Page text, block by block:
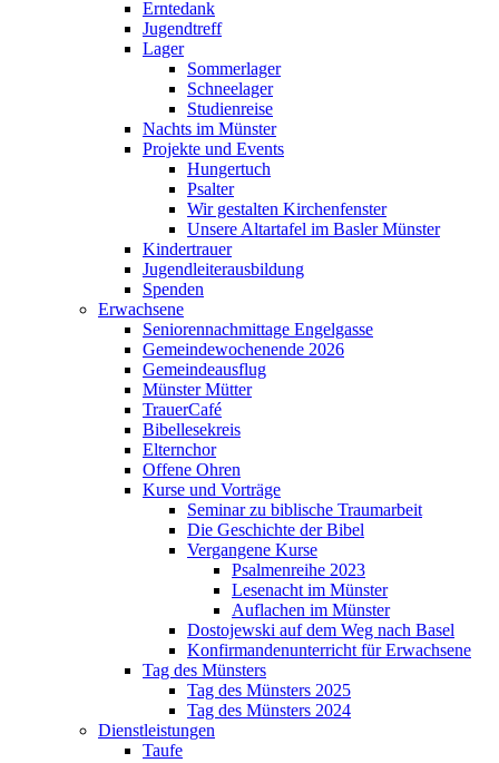
Erntedank
Jugendtreff
Lager
Sommerlager
Schneelager
Studienreise
Nachts im Münster
Projekte und Events
Hungertuch
Psalter
Wir gestalten Kirchenfenster
Unsere Altartafel im Basler Münster
Kindertrauer
Jugendleiterausbildung
Spenden
Erwachsene
Seniorennachmittage Engelgasse
Gemeindewochenende 2026
Gemeindeausflug
Münster Mütter
TrauerCafé
Bibellesekreis
Elternchor
Offene Ohren
Kurse und Vorträge
Seminar zu biblische Traumarbeit
Die Geschichte der Bibel
Vergangene Kurse
Psalmenreihe 2023
Lesenacht im Münster
Auflachen im Münster
Dostojewski auf dem Weg nach Basel
Konfirmandenunterricht für Erwachsene
Tag des Münsters
Tag des Münsters 2025
Tag des Münsters 2024
Dienstleistungen
Taufe